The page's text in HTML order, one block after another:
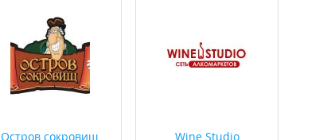
Остров сокровищ Wine Studio